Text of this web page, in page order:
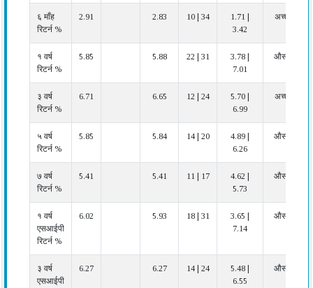
६ माँह
रिटर्न %
2.91 2.83 10 | 34
1.71 |
3.42
अच्छा
१ वर्ष
रिटर्न %
5.85 5.88 22 | 31
3.78 |
7.01
औसत
३ वर्ष
रिटर्न %
6.71 6.65 12 | 24
5.70 |
6.99
अच्छा
५ वर्ष
रिटर्न %
5.85 5.84 14 | 20
4.89 |
6.26
औसत
७ वर्ष
रिटर्न %
5.41 5.41 11 | 17
4.62 |
5.73
औसत
१ वर्ष
एसआईपी
रिटर्न %
6.02 5.93 18 | 31
3.65 |
7.14
औसत
३ वर्ष
एसआईपी
6.27 6.27 14 | 24
5.48 |
6.55
औसत